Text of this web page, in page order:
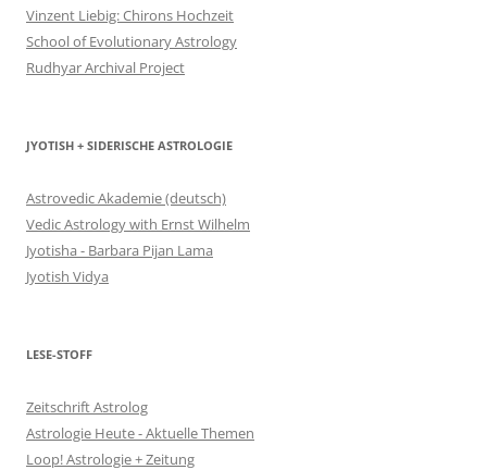
Vinzent Liebig: Chirons Hochzeit
School of Evolutionary Astrology
Rudhyar Archival Project
JYOTISH + SIDERISCHE ASTROLOGIE
Astrovedic Akademie (deutsch)
Vedic Astrology with Ernst Wilhelm
Jyotisha - Barbara Pijan Lama
Jyotish Vidya
LESE-STOFF
Zeitschrift Astrolog
Astrologie Heute - Aktuelle Themen
Loop! Astrologie + Zeitung